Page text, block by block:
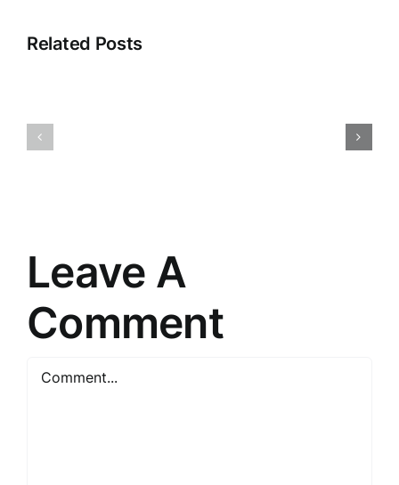
Related Posts
reklāma:
Iespējas
Leave A
Comment
Comment